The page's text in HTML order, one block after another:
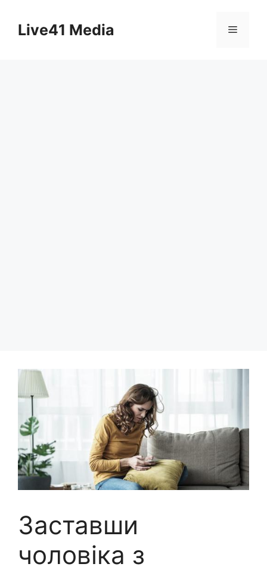
contentLive41 Media Menu
Заставши
чоловіка з